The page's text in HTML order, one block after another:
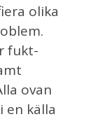
olika
fukt-
ovan
en källa